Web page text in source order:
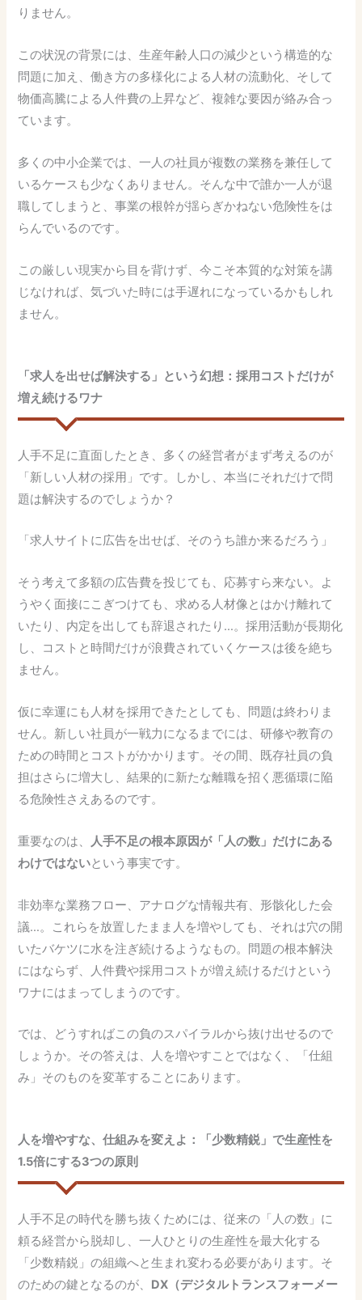
りません。
この状況の背景には、生産年齢人口の減少という構造的な
問題に加え、働き方の多様化による人材の流動化、そして
物価高騰による人件費の上昇など、複雑な要因が絡み合っ
ています。
多くの中小企業では、一人の社員が複数の業務を兼任して
いるケースも少なくありません。そんな中で誰か一人が退
職してしまうと、事業の根幹が揺らぎかねない危険性をは
らんでいるのです。
この厳しい現実から目を背けず、今こそ本質的な対策を講
じなければ、気づいた時には手遅れになっているかもしれ
ません。
「求人を出せば解決する」という幻想：採用コストだけが
増え続けるワナ
人手不足に直面したとき、多くの経営者がまず考えるのが
「新しい人材の採用」です。しかし、本当にそれだけで問
題は解決するのでしょうか？
「求人サイトに広告を出せば、そのうち誰か来るだろう」
そう考えて多額の広告費を投じても、応募すら来ない。よ
うやく面接にこぎつけても、求める人材像とはかけ離れて
いたり、内定を出しても辞退されたり…。採用活動が長期化
し、コストと時間だけが浪費されていくケースは後を絶ち
ません。
仮に幸運にも人材を採用できたとしても、問題は終わりま
せん。新しい社員が一戦力になるまでには、研修や教育の
ための時間とコストがかかります。その間、既存社員の負
担はさらに増大し、結果的に新たな離職を招く悪循環に陥
る危険性さえあるのです。
重要なのは、 人手不足の根本原因が「人の数」だけにある
わけではないという事実です。
非効率な業務フロー、アナログな情報共有、形骸化した会
議…。これらを放置したまま人を増やしても、それは穴の開
いたバケツに水を注ぎ続けるようなもの。問題の根本解決
にはならず、人件費や採用コストが増え続けるだけという
ワナにはまってしまうのです。
では、どうすればこの負のスパイラルから抜け出せるので
しょうか。その答えは、人を増やすことではなく、「仕組
み」そのものを変革することにあります。
人を増やすな、仕組みを変えよ：「少数精鋭」で生産性を
1.5倍にする3つの原則
人手不足の時代を勝ち抜くためには、従来の「人の数」に
頼る経営から脱却し、一人ひとりの生産性を最大化する
「少数精鋭」の組織へと生まれ変わる必要があります。そ
のための鍵となるのが、 DX（デジタルトランスフォーメー